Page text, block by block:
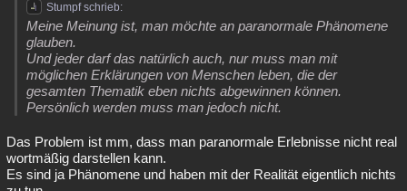
Stumpf schrieb:
Meine Meinung ist, man möchte an paranormale Phänomene
glauben.
Und jeder darf das natürlich auch, nur muss man mit
möglichen Erklärungen von Menschen leben, die der
gesamten Thematik eben nichts abgewinnen können.
Persönlich werden muss man jedoch nicht.
Das Problem ist mm, dass man paranormale Erlebnisse nicht real
wortmäßig darstellen kann.
Es sind ja Phänomene und haben mit der Realität eigentlich nichts